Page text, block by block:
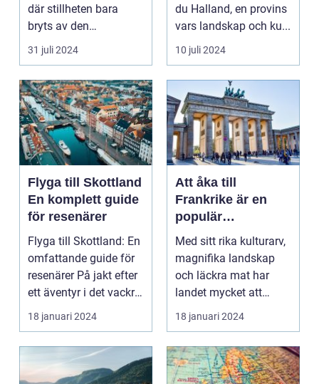
där stillheten bara
bryts av den
harmonisk...
31 juli 2024
du Halland, en provins
vars landskap och ku...
10 juli 2024
Flyga till Skottland
En komplett guide
för resenärer
Flyga till Skottland: En
omfattande guide för
resenärer På jakt efter
ett äventyr i det vackra
Skot...
18 januari 2024
Att åka till
Frankrike är en
populär
destination för
många resenärer
Med sitt rika kulturarv,
magnifika landskap
och läckra mat har
landet mycket att
erbjuda. I denna ar...
18 januari 2024